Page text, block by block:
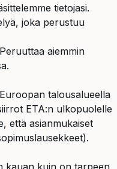
tietojasi.
joka perustuu
Peruuttaa aiemmin
talousalueella
ETA:n ulkopuolelle
että asianmukaiset
kauan kuin on tarpeen